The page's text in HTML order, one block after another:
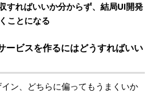
すればいいか分からず、結局UI開発
ことになる
ービスを作るにはどうすればいい
ン、どちらに偏ってもうまくいか